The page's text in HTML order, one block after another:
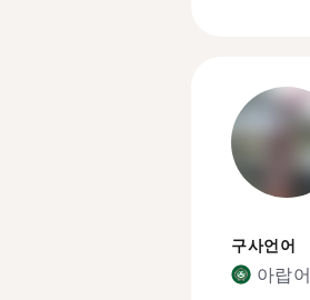
구사언어
아랍어